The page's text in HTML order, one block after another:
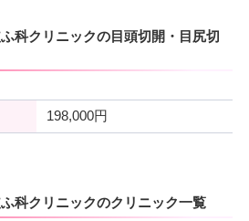
科クリニックの目頭切開・目尻切
198,000円
科クリニックのクリニック一覧